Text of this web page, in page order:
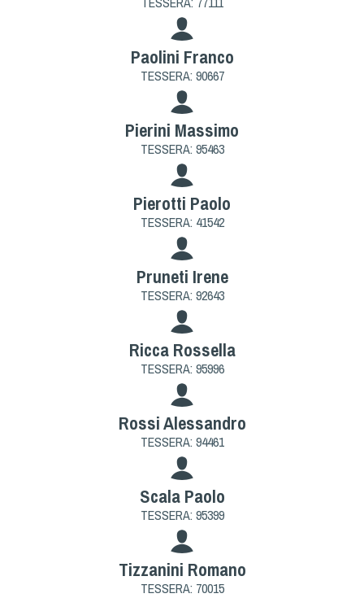
Paolini Franco
TESSERA: 90667
Pierini Massimo
TESSERA: 95463
Pierotti Paolo
TESSERA: 41542
Pruneti Irene
TESSERA: 92643
Ricca Rossella
TESSERA: 95996
Rossi Alessandro
TESSERA: 94461
Scala Paolo
TESSERA: 95399
Tizzanini Romano
TESSERA: 70015